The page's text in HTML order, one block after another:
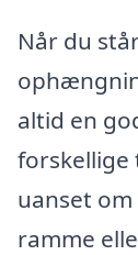
Når du
altid en
forskellige
uanset
ramme